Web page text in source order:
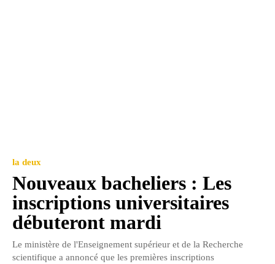
la deux
Nouveaux bacheliers : Les
inscriptions universitaires
débuteront mardi
Le ministère de l'Enseignement supérieur et de la Recherche
scientifique a annoncé que les premières inscriptions